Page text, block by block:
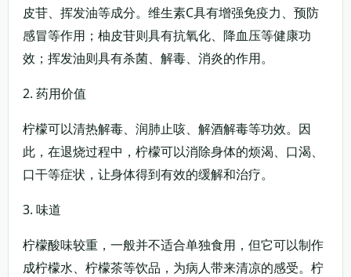
皮苷、挥发油等成分。维生素C具有增强免疫力、预防
感冒等作用；柚皮苷则具有抗氧化、降血压等健康功
效；挥发油则具有杀菌、解毒、消炎的作用。
2. 药用价值
柠檬可以清热解毒、润肺止咳、解酒解毒等功效。因
此，在退烧过程中，柠檬可以消除身体的烦渴、口渴、
口干等症状，让身体得到有效的缓解和治疗。
3. 味道
柠檬酸味较重，一般并不适合单独食用，但它可以制作
成柠檬水、柠檬茶等饮品，为病人带来清凉的感受。柠